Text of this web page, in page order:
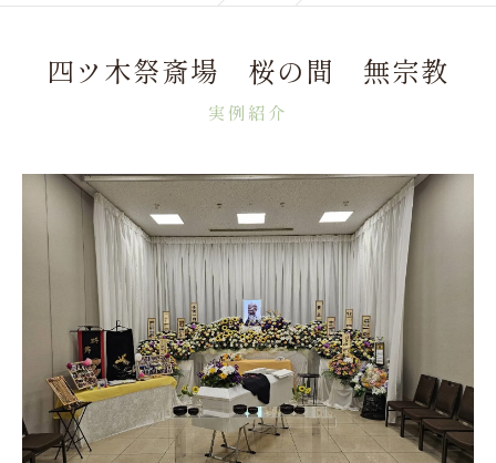
実例紹介
四ツ木祭斎場 桜の間 無宗教